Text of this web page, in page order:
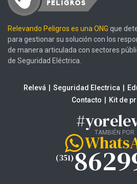
Relevando Peligros es una ONG que
para gestionar su solución con los
de manera articulada con sectores
de Seguridad Eléctrica.
Relevá Seguridad Electrica
Contacto
Kit de
TAMBIÉN POR
(351)